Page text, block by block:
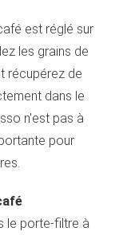
est réglé sur
les grains de
récupérez de
dans le
n'est pas à
pour
le porte-filtre à